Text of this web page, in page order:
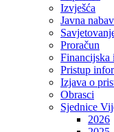
Izvješća
Javna
Proračun
Financijska
Pristup
Izjava o
Obrasci
Sjednice
2026